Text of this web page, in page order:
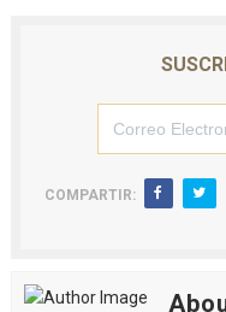
COMPARTIR: